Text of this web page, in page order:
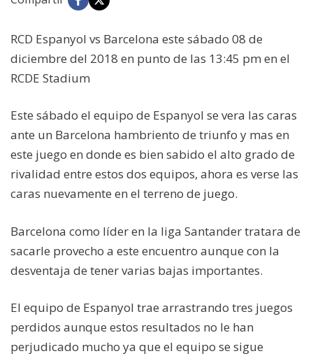
RCD Espanyol vs Barcelona este sábado 08 de
diciembre del 2018 en punto de las 13:45 pm en el
RCDE Stadium
Este sábado el equipo de Espanyol se vera las caras
ante un Barcelona hambriento de triunfo y mas en
este juego en donde es bien sabido el alto grado de
rivalidad entre estos dos equipos, ahora es verse las
caras nuevamente en el terreno de juego.
Barcelona como líder en la liga Santander tratara de
sacarle provecho a este encuentro aunque con la
desventaja de tener varias bajas importantes.
El equipo de Espanyol trae arrastrando tres juegos
perdidos aunque estos resultados no le han
perjudicado mucho ya que el equipo se sigue